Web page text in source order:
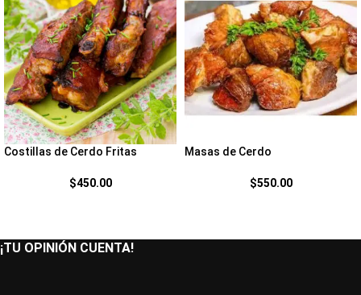
Costillas de Cerdo Fritas
$450.00
Masas de Cerdo
$550.00
¡TU OPINIÓN CUENTA!